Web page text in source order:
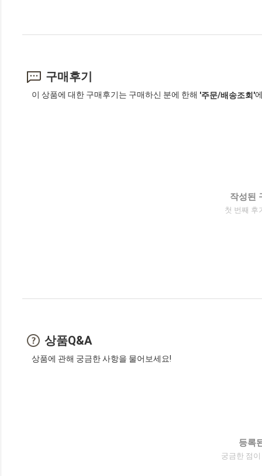
구매후기
이 상품에 대한 구매후기는 구매하신 분에 한해 '주문/배송조회'
작성된
첫 번째 후
상품Q&A
상품에 관해 궁금한 사항을 물어보세요!
등록
궁금한 점